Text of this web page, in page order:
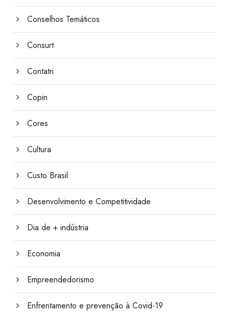
Conselhos Temáticos
Consurt
Contatri
Copin
Cores
Cultura
Custo Brasil
Desenvolvimento e Competitividade
Dia de + indústria
Economia
Empreendedorismo
Enfrentamento e prevenção à Covid-19